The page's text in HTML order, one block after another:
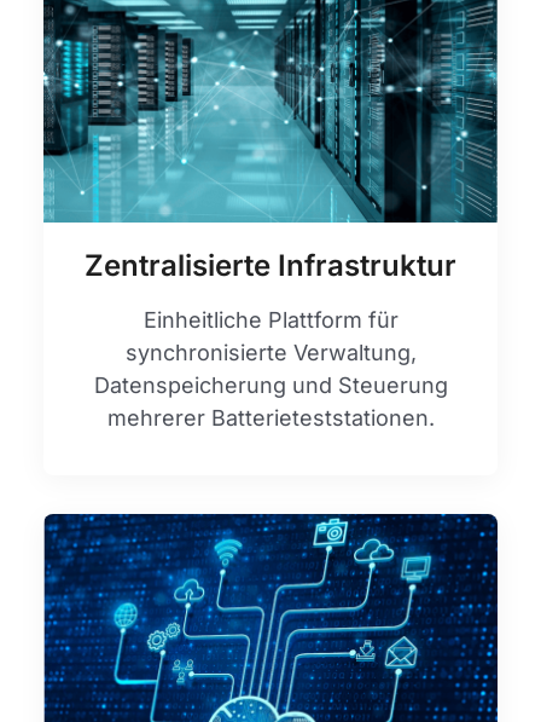
Zentralisierte Infrastruktur
Einheitliche Plattform für
synchronisierte Verwaltung,
Datenspeicherung und Steuerung
mehrerer Batterieteststationen.